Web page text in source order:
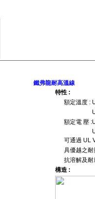
鐵弗龍耐高溫線
特性 :
額定溫度 :
額定電 壓
可通過 UL
具優越之耐
抗溶解及耐
構造 :